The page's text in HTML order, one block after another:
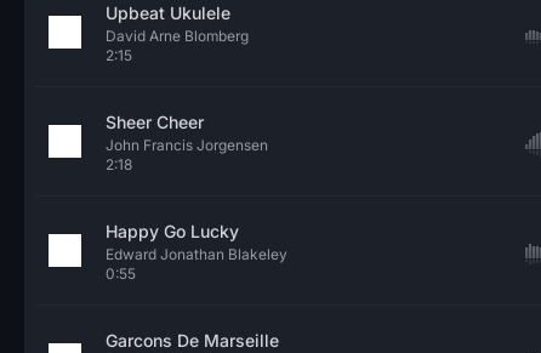
Upbeat Ukulele
David Arne Blomberg
2:15
Sheer Cheer
John Francis Jorgensen
2:18
Happy Go Lucky
Edward Jonathan Blakeley
0:55
Garcons De Marseille